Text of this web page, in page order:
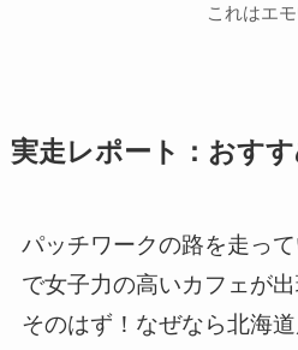
これはエ
実走レポート：おす
パッチワークの路を走っ
で女子力の高いカフェが
そのはず！なぜなら北海